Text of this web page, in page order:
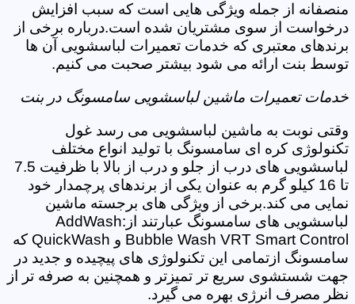
منصفانه از جمله ویژگی هایی است که سبب افزایش
درخواست از سوی مشتریان شده است.درباره برخی از
برندهای معتبری که خدمات تعمیرات لباسشویی آن ها
توسط بنت ارائه می شود بیشتر صحبت می کنیم.
خدمات تعمیرات ماشین لباسشویی سامسونگ در بنت
وقتی نوبت به ماشین لباسشویی می رسد غول
تکنولوژی کره ای سامسونگ با تولید انواع مختلف
لباسشویی های درب از جلو و درب از بالا با ظرفیت 7.5
تا 16 کیلو گرم به عنوان یکی از برندهای پرچمدار خود
نمایی می کند.برخی از ویژگی های برجسته ماشین
لباسشویی های سامسونگ عبارتند از:AddWash
Bubble Wash VRT Smart Control و QuickWash که
سامسونگ ازتمامی این تکنولوژی های پیچیده و جدید در
جهت شستشوی سریع تر تمیزتر و همچنین به صرفه تر از
نظر مصرف انرژی بهره می گیرد.